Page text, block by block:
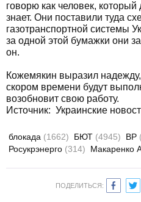
говорю как человек,
знает. Они поставили туда
газотранспортной системы
за одной этой бумажки они
он.
Кожемякин выразил
скором времени будут
возобновит свою работу.
Источник: Украинские
блокада (1662) БЮТ (4945) ВР
Росукрэнерго (314) Макаренко
ПОДЕЛИТЬСЯ: